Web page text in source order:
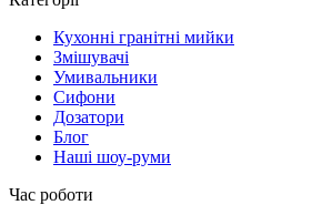
Кухонні гранітні мийки
Змішувачі
Умивальники
Сифони
Дозатори
Блог
Наші шоу-руми
Час роботи